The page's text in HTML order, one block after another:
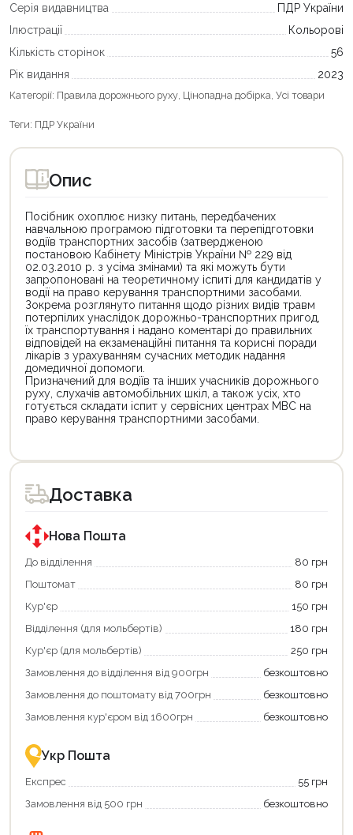
Серія видавництва
ПДР України
Ілюстрації
Кольорові
Кількість сторінок
56
Рік видання
2023
Категорії: Правила дорожнього руху Цінопадна добірка Усі товари
Теги: ПДР України
Опис
Посібник охоплює низку питань, передбачених
навчальною програмою підготовки та перепідготовки
водіїв транспортних засобів (затвердженою
постановою Кабінету Міністрів України № 229 від
02.03.2010 р. з усіма змінами) та які можуть бути
запропоновані на теоретичному іспиті для кандидатів у
водії на право керування транспортними засобами.
Зокрема розглянуто питання щодо різних видів травм
потерпілих унаслідок дорожньо-транспортних пригод,
їх транспортування і надано коментарі до правильних
відповідей на екзаменаційні питання та корисні поради
лікарів з урахуванням сучасних методик надання
домедичної допомоги.
Призначений для водіїв та інших учасників дорожнього
руху, слухачів автомобільних шкіл, а також усіх, хто
готується складати іспит у сервісних центрах МВС на
право керування транспортними засобами.
товар
для
покупки
державною
програмою
єКнига.
Використовуйте
карту
щоб
зекономити
та
отримати
переваги!
картою
єКнига
–
зручно
та
товар
для
покупки
державною
програмою
«Національний
кешбек».
покупку
«Національний
кешбек»
та
отримуйте
повернення
Економте
більше
разом
державною
підтримкою!
Доставка
Нова Пошта
До відділення
80 грн
Поштомат
80 грн
Кур'єр
150 грн
Відділення (для мольбертів)
180 грн
Кур'єр (для мольбертів)
250 грн
Замовлення до відділення від 900грн
безкоштовно
Замовлення до поштомату від 700грн
безкоштовно
Замовлення кур'єром від 1600грн
безкоштовно
Укр Пошта
Експрес
55 грн
Замовлення від 500 грн
безкоштовно